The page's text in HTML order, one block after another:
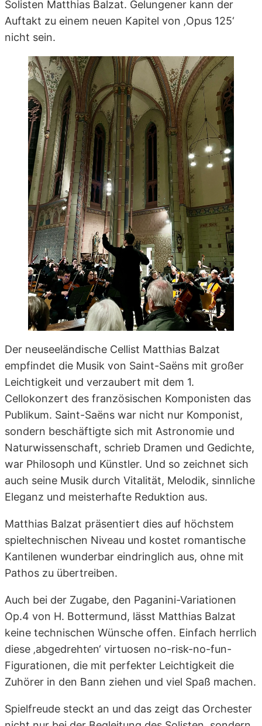
Solisten Matthias Balzat. Gelungener kann der
Auftakt zu einem neuen Kapitel von ‚Opus 125‘
nicht sein.
Der neuseeländische Cellist Matthias Balzat
empfindet die Musik von Saint-Saëns mit großer
Leichtigkeit und verzaubert mit dem 1.
Cellokonzert des französischen Komponisten das
Publikum. Saint-Saëns war nicht nur Komponist,
sondern beschäftigte sich mit Astronomie und
Naturwissenschaft, schrieb Dramen und Gedichte,
war Philosoph und Künstler. Und so zeichnet sich
auch seine Musik durch Vitalität, Melodik, sinnliche
Eleganz und meisterhafte Reduktion aus.
Matthias Balzat präsentiert dies auf höchstem
spieltechnischen Niveau und kostet romantische
Kantilenen wunderbar eindringlich aus, ohne mit
Pathos zu übertreiben.
Auch bei der Zugabe, den Paganini-Variationen
Op.4 von H. Bottermund, lässt Matthias Balzat
keine technischen Wünsche offen. Einfach herrlich
diese ‚abgedrehten‘ virtuosen no-risk-no-fun-
Figurationen, die mit perfekter Leichtigkeit die
Zuhörer in den Bann ziehen und viel Spaß machen.
Spielfreude steckt an und das zeigt das Orchester